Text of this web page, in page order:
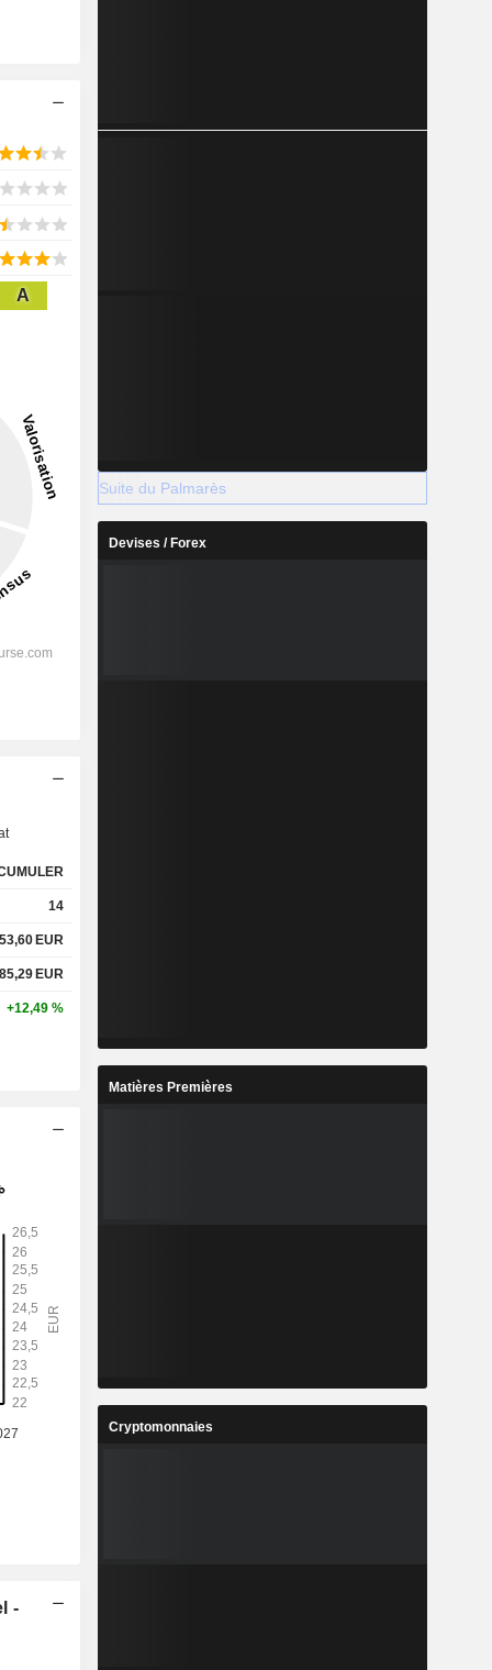
A
14
EUR
EUR
+12,49 %
-
Suite du Palmarès
Devises / Forex
Matières Premières
Cryptomonnaies